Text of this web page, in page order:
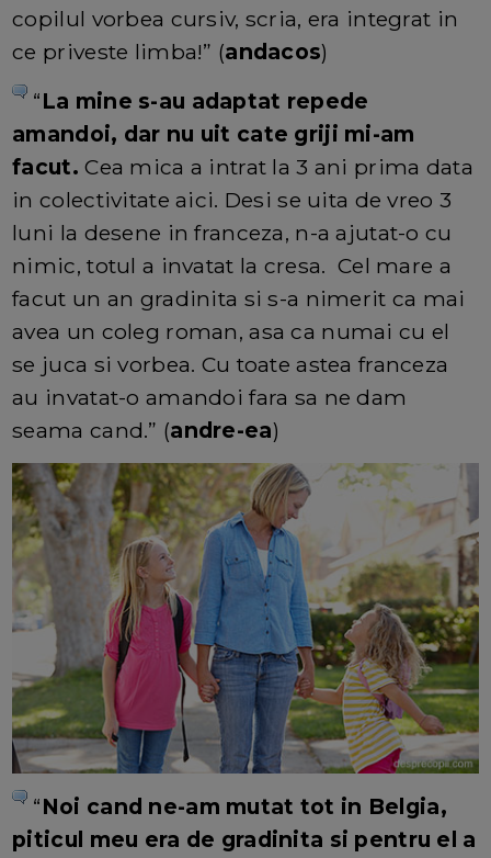
copilul vorbea cursiv, scria, era integrat in
ce priveste limba!” (andacos)
“La mine s-au adaptat repede
amandoi, dar nu uit cate griji mi-am
facut. Cea mica a intrat la 3 ani prima data
in colectivitate aici. Desi se uita de vreo 3
luni la desene in franceza, n-a ajutat-o cu
nimic, totul a invatat la cresa. Cel mare a
facut un an gradinita si s-a nimerit ca mai
avea un coleg roman, asa ca numai cu el
se juca si vorbea. Cu toate astea franceza
au invatat-o amandoi fara sa ne dam
seama cand.” (andre-ea)
“Noi cand ne-am mutat tot in Belgia,
piticul meu era de gradinita si pentru el a